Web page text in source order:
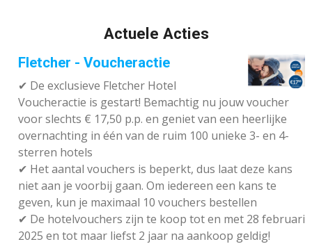
Actuele Acties
Fletcher - Voucheractie
✔ De exclusieve Fletcher Hotel
Voucheractie is gestart! Bemachtig nu jouw voucher
voor slechts € 17,50 p.p. en geniet van een heerlijke
overnachting in één van de ruim 100 unieke 3- en 4-
sterren hotels
✔ Het aantal vouchers is beperkt, dus laat deze kans
niet aan je voorbij gaan. Om iedereen een kans te
geven, kun je maximaal 10 vouchers bestellen
✔ De hotelvouchers zijn te koop tot en met 28 februari
2025 en tot maar liefst 2 jaar na aankoop geldig!